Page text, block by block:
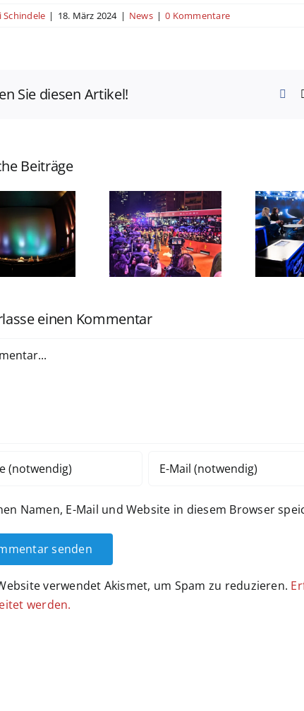
Schindele | 18. März 2024 | News | 0 Kommentare
Sie diesen Artikel!
Beiträge
76. Berlinale
eröffnet:
Michelle
Yeoh erhält
Ehrenbären
Prime Video
präsentiert
internationales
Portfolio
einen Kommentar
Namen, E-Mail und Website in diesem Browser
verwendet Akismet, um Spam zu reduzieren.
werden.